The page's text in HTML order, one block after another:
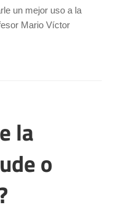
un mejor uso a la
Mario Víctor
la
o